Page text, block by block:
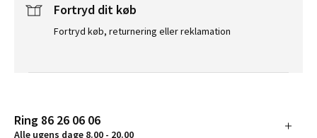
Fortryd dit køb
Fortryd køb, returnering eller reklamation
Ring 86 26 06 06
Alle ugens dage 8.00 - 20.00